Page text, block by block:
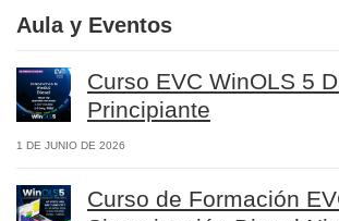
Aula y Eventos
Curso EVC WinOLS 5
Principiante
1 DE JUNIO DE 2026
Curso de Formación